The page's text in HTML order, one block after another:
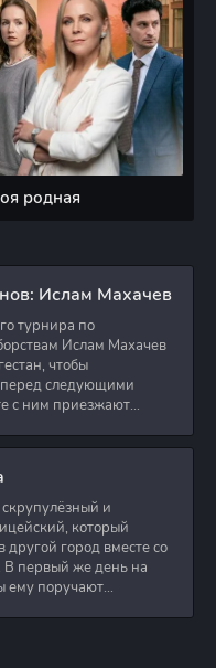
родная
Ислам Махачев
турнира по
Ислам Махачев
чтобы
перед следующими
с ним приезжают
и
который
другой город вместе со
первый же день на
ему поручают